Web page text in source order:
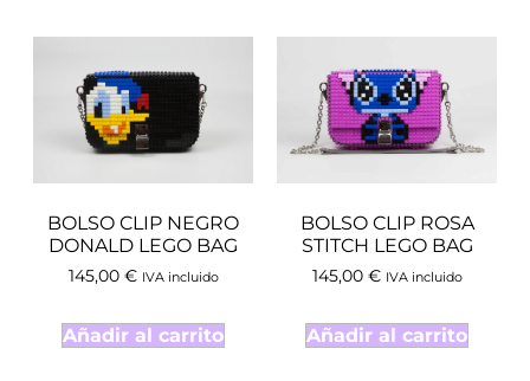
BOLSO CLIP NEGRO
DONALD LEGO BAG
145,00 € IVA incluido
Añadir al carrito
BOLSO CLIP ROSA
STITCH LEGO BAG
145,00 € IVA incluido
Añadir al carrito